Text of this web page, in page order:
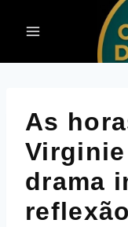
para
o
As
drama
reflexão